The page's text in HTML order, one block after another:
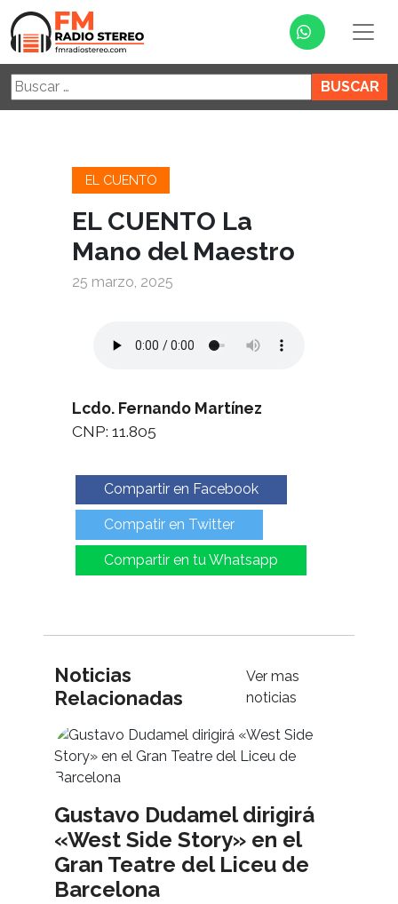
Buscar:
EL CUENTO
EL CUENTO La
Mano del Maestro
25 marzo, 2025
Lcdo. Fernando Martínez
CNP: 11.805
Compartir en Facebook
Compatir en Twitter
Compartir en tu Whatsapp
Noticias
Relacionadas
Ver mas
noticias
Gustavo Dudamel dirigirá
«West Side Story» en el
Gran Teatre del Liceu de
Barcelona